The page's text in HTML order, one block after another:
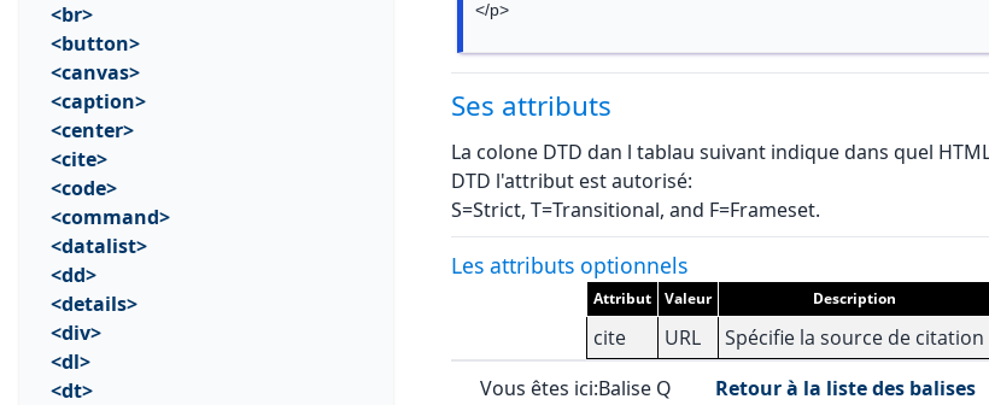
<br>
<button>
<canvas>
<caption>
<center>
<cite>
<code>
<command>
<datalist>
<dd>
<details>
<div>
<dl>
<dt>
</p>
Ses attributs
La colone DTD dan l tablau suivant indique dans quel
DTD l'attribut est autorisé:
S=Strict, T=Transitional, and F=Frameset.
Les attributs optionnels
Attribut Valeur Description
cite URL Spécifie la source de citation
Vous êtes ici:Balise Q Retour à la liste des balises